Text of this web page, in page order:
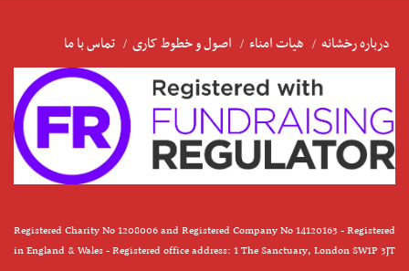
درباره رخشانه هیات امناء اصول و خطوط کاری تماس با ما
Registered Charity No 1208006 and Registered Company No 14120163 - Registered
in England & Wales - Registered office address: 1 The Sanctuary, London SW1P 3JT